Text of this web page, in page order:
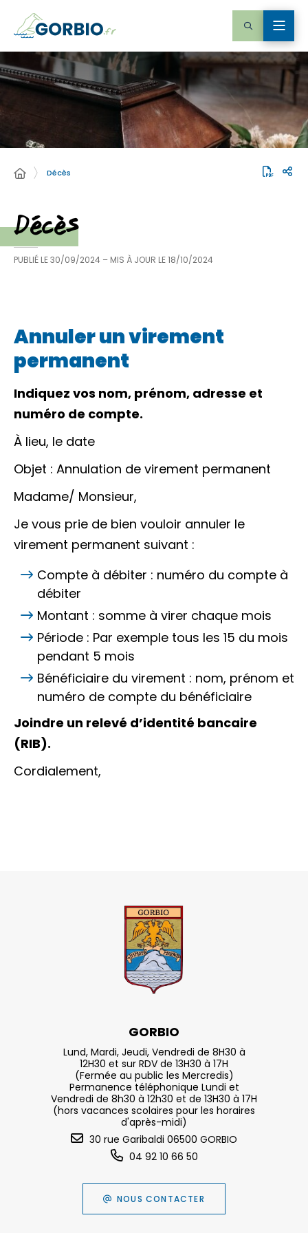
Décès
Décès
PUBLIÉ LE30/09/2024 – MIS À JOUR LE18/10/2024
Annuler un virement
permanent
Indiquez vos nom, prénom, adresse et
numéro de compte.
À lieu, le date
Objet : Annulation de virement permanent
Madame/ Monsieur,
Je vous prie de bien vouloir annuler le
virement permanent suivant :
Compte à débiter : numéro du compte à
débiter
Montant : somme à virer chaque mois
Période : Par exemple tous les 15 du mois
pendant 5 mois
Bénéficiaire du virement : nom, prénom et
numéro de compte du bénéficiaire
Joindre un relevé d’identité bancaire
(RIB).
Cordialement,
GORBIO
Lund, Mardi, Jeudi, Vendredi de 8H30 à
12H30 et sur RDV de 13H30 à 17H
(Fermée au public les Mercredis)
Permanence téléphonique Lundi et
Vendredi de 8h30 à 12h30 et de 13H30 à 17H
(hors vacances scolaires pour les horaires
d'après-midi)
30 rue Garibaldi 06500 GORBIO
04 92 10 66 50
NOUS CONTACTER